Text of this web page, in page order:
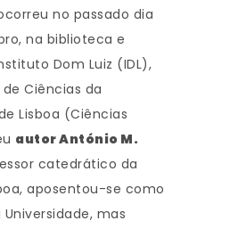
no passado dia
na biblioteca e
Dom Luiz (IDL),
Ciências da
Lisboa (Ciências
autor António M.
catedrático da
aposentou-se como
mas